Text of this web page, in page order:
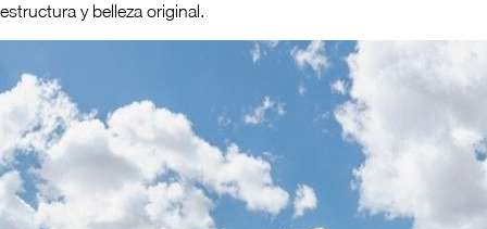
estructura y belleza original.